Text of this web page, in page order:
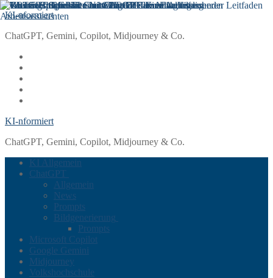
Zum
springen
Menü
Schließen
KI-nformiert
ChatGPT, Gemini, Copilot, Midjourney & Co.
KI-nformiert
ChatGPT, Gemini, Copilot, Midjourney & Co.
KI Allgemein
ChatGPT
Allgemein
News
Prompts
Bildgenerierung
Prompts
Microsoft Copilot
Google Gemini
Midjourney
Volkshochschule